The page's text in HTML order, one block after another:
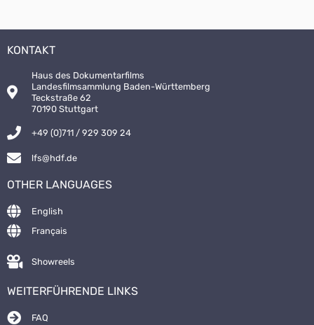
KONTAKT
Haus des Dokumentarfilms
Landesfilmsammlung Baden-Württemberg
Teckstraße 62
70190 Stuttgart
+49 (0)711 / 929 309 24
lfs@hdf.de
OTHER LANGUAGES
English
Français
Showreels
WEITERFÜHRENDE LINKS
FAQ